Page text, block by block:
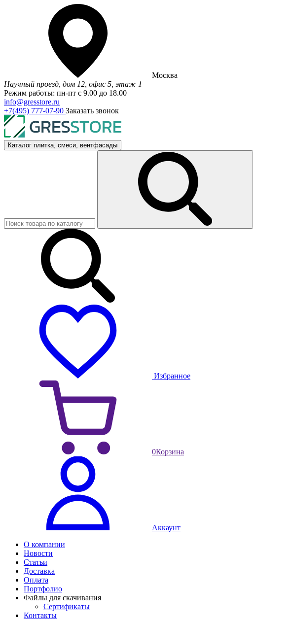
Москва
Научный проезд, дом 12, офис 5, этаж 1
Режим работы: пн-пт с 9.00 до 18.00
info@gresstore.ru
+7(495) 777-07-90 Заказать звонок
Каталог плитка, смеси, вентфасады
Избранное
0Корзина
Аккаунт
О компании
Новости
Статьи
Доставка
Оплата
Портфолио
Файлы для скачивания
Сертификаты
Контакты